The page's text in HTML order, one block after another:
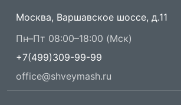
Москва, Варшавское шоссе, д.11
Пн–Пт 08:00–18:00 (Мск)
+7(499)309-99-99
office@shveymash.ru